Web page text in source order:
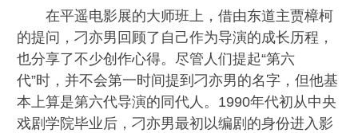
在平遥电影展的大师班上，借由东道主贾樟柯
的提问，刁亦男回顾了自己作为导演的成长历程，
也分享了不少创作心得。尽管人们提起“第六
代”时，并不会第一时间提到刁亦男的名字，但他基
本上算是第六代导演的同代人。1990年代初从中央
戏剧学院毕业后，刁亦男最初以编剧的身份进入影